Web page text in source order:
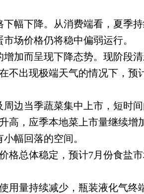
幅下降。从消费端看，夏季
场价格仍将稳中偏弱运行。
加而呈现下降态势。现阶段
不出现极端天气的情况下，预
边当季蔬菜集中上市，短时
高，应季本地菜上市量继续增
幅回落的空间。
格总体稳定，预计7月份食盐
用量持续减少，瓶装液化气终